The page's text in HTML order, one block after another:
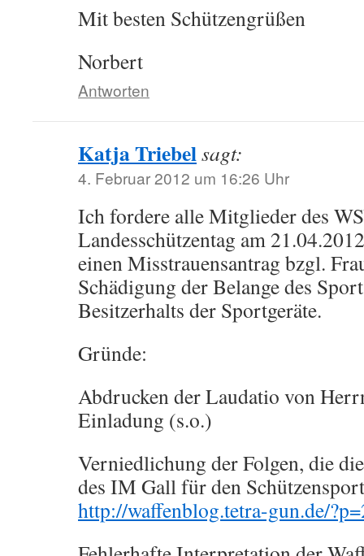
Mit besten Schützengrüßen
Norbert
Antworten
Katja Triebelsagt:
4. Februar 2012 um 16:26 Uhr
Ich fordere alle Mitglieder des
Landesschützentag am
einen Misstrauensantrag bzgl.
Schädigung der Belange des
Besitzerhalts der Sportgeräte.
Gründe:
Abdrucken der Laudatio von
Einladung (s.o.)
Verniedlichung der Folgen, die
des IM Gall für den
http://waffenblog.tetra-gun.de/